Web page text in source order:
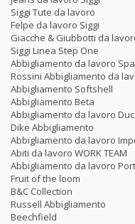
Siggi Tute da lavoro
Felpe da lavoro Siggi
Giacche & Giubbotti da
Siggi Linea Step One
Abbigliamento da lavoro
Rossini Abbigliamento da
Abbigliamento Softshell
Abbigliamento Beta
Abbigliamento da lavoro
Dike Abbigliamento
Abbigliamento da lavoro
Abiti da lavoro WORK TEAM
Abbigliamento da lavoro
Fruit of the loom
B&C Collection
Russell Abbigliamento
Beechfield